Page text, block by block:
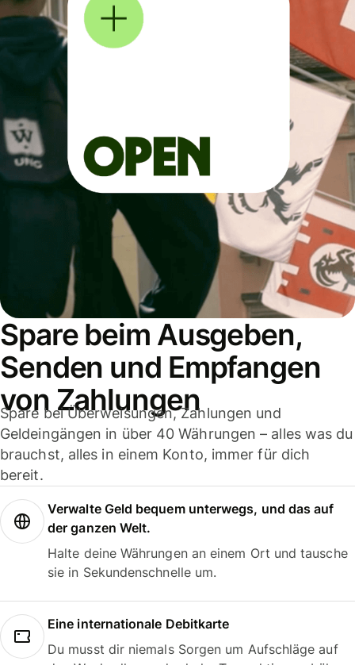
Spare beim Ausgeben,
Senden und Empfangen
von Zahlungen
Spare bei Überweisungen, Zahlungen und
Geldeingängen in über 40 Währungen – alles was du
brauchst, alles in einem Konto, immer für dich
bereit.
Verwalte Geld bequem unterwegs, und das auf
der ganzen Welt.
Halte deine Währungen an einem Ort und tausche
sie in Sekundenschnelle um.
Eine internationale Debitkarte
Du musst dir niemals Sorgen um Aufschläge auf